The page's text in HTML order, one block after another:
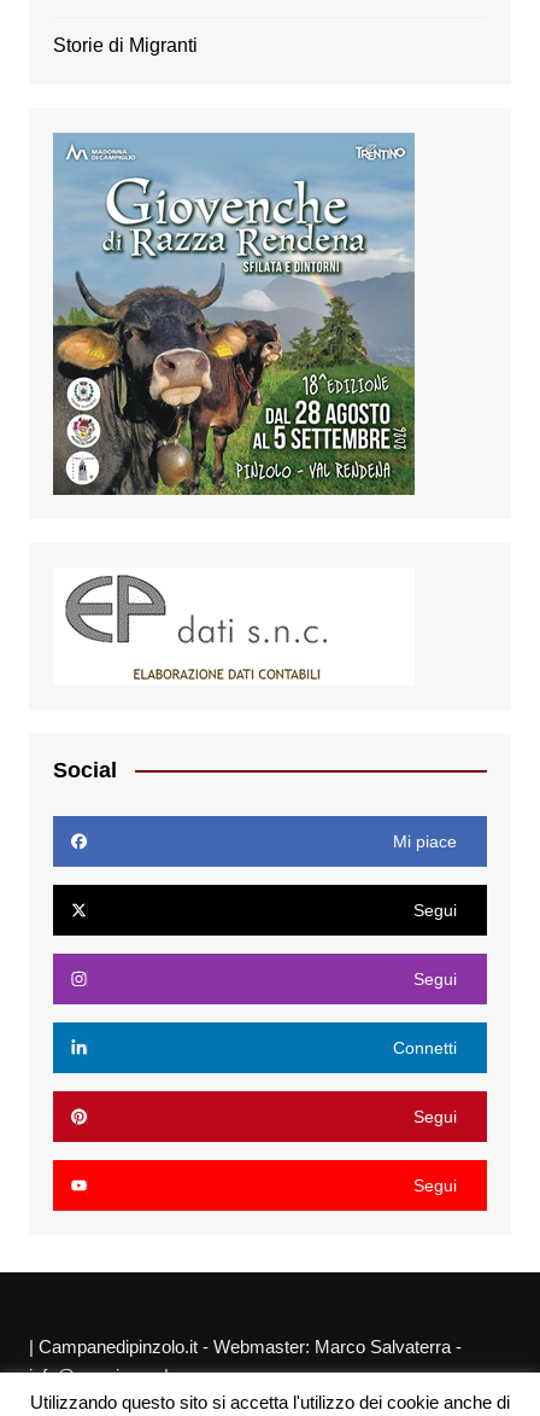
Storie di Migranti
Social
Mi piace
Segui
Segui
Connetti
Segui
Segui
| Campanedipinzolo.it - Webmaster: Marco Salvaterra -
info@agraria.org |
Utilizzando questo sito si accetta l'utilizzo dei cookie anche di